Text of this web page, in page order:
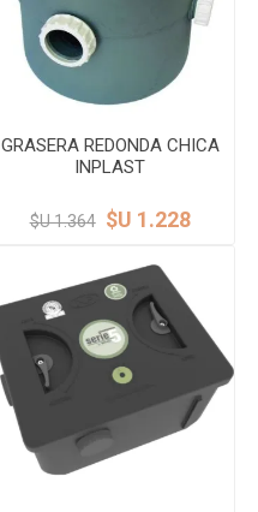
GRASERA REDONDA CHICA
INPLAST
$U 1.364 $U 1.228